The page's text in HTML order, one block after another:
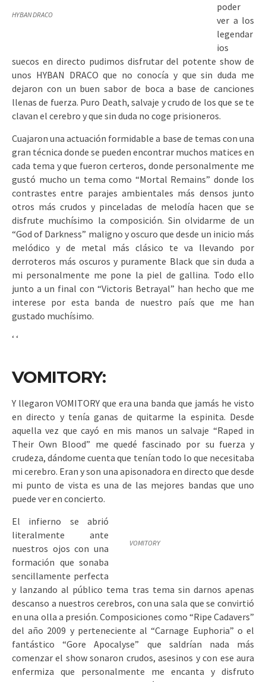
HYBAN DRACO
poder
ver a los
legendar
ios
suecos en directo pudimos disfrutar del potente show de
unos HYBAN DRACO que no conocía y que sin duda me
dejaron con un buen sabor de boca a base de canciones
llenas de fuerza. Puro Death, salvaje y crudo de los que se te
clavan el cerebro y que sin duda no coge prisioneros.
Cuajaron una actuación formidable a base de temas con una
gran técnica donde se pueden encontrar muchos matices en
cada tema y que fueron certeros, donde personalmente me
gustó mucho un tema como “Mortal Remains” donde los
contrastes entre parajes ambientales más densos junto
otros más crudos y pinceladas de melodía hacen que se
disfrute muchísimo la composición. Sin olvidarme de un
“God of Darkness” maligno y oscuro que desde un inicio más
melódico y de metal más clásico te va llevando por
derroteros más oscuros y puramente Black que sin duda a
mi personalmente me pone la piel de gallina. Todo ello
junto a un final con “Victoris Betrayal” han hecho que me
interese por esta banda de nuestro país que me han
gustado muchísimo.
‘ ‘
VOMITORY:
Y llegaron VOMITORY que era una banda que jamás he visto
en directo y tenía ganas de quitarme la espinita. Desde
aquella vez que cayó en mis manos un salvaje “Raped in
Their Own Blood” me quedé fascinado por su fuerza y
crudeza, dándome cuenta que tenían todo lo que necesitaba
mi cerebro. Eran y son una apisonadora en directo que desde
mi punto de vista es una de las mejores bandas que uno
puede ver en concierto.
VOMITORY
El infierno se abrió
literalmente ante
nuestros ojos con una
formación que sonaba
sencillamente perfecta
y lanzando al público tema tras tema sin darnos apenas
descanso a nuestros cerebros, con una sala que se convirtió
en una olla a presión. Composiciones como “Ripe Cadavers”
del año 2009 y perteneciente al “Carnage Euphoria” o el
fantástico “Gore Apocalyse” que saldrían nada más
comenzar el show sonaron crudos, asesinos y con ese aura
enfermiza que personalmente me encanta y disfruto